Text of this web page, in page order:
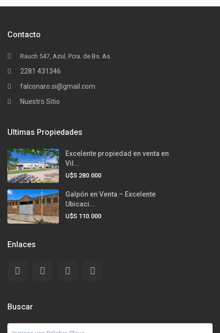
Contacto
Rauch 547, Azul, Pcia. de Bs. As.
2281 431346
falconaro.si@gmail.com
Nuestro Sitio
Ultimas Propiedades
Excelente propiedad en venta en
Vil...
U$S 280.000
Galpón en Venta – Excelente
Ubicaci...
U$S 110.000
Enlaces
Buscar